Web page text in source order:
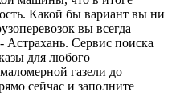
Какой бы вариант вы ни
вы всегда
Астрахань. Сервис поиска
для любого
газели до
сейчас и заполните